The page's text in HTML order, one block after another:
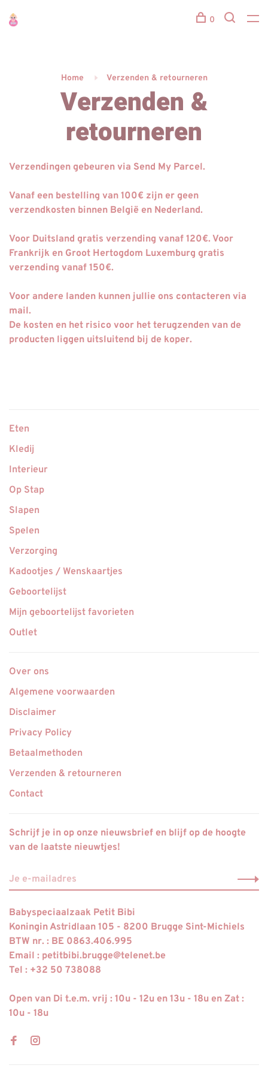
0
Home Verzenden & retourneren
Verzenden &
retourneren
Verzendingen gebeuren via Send My Parcel.
Vanaf een bestelling van 100€ zijn er geen
verzendkosten binnen België en Nederland.
Voor Duitsland gratis verzending vanaf 120€. Voor
Frankrijk en Groot Hertogdom Luxemburg gratis
verzending vanaf 150€.
Voor andere landen kunnen jullie ons contacteren via
mail.
De kosten en het risico voor het terugzenden van de
producten liggen uitsluitend bij de koper.
Eten
Kledij
Interieur
Op Stap
Slapen
Spelen
Verzorging
Kadootjes / Wenskaartjes
Geboortelijst
Mijn geboortelijst favorieten
Outlet
Over ons
Algemene voorwaarden
Disclaimer
Privacy Policy
Betaalmethoden
Verzenden & retourneren
Contact
Schrijf je in op onze nieuwsbrief en blijf op de hoogte
van de laatste nieuwtjes!
Babyspeciaalzaak Petit Bibi
Koningin Astridlaan 105 - 8200 Brugge Sint-Michiels
BTW nr. : BE 0863.406.995
Email : petitbibi.brugge@telenet.be
Tel : +32 50 738088
Open van Di t.e.m. vrij : 10u - 12u en 13u - 18u en Zat :
10u - 18u